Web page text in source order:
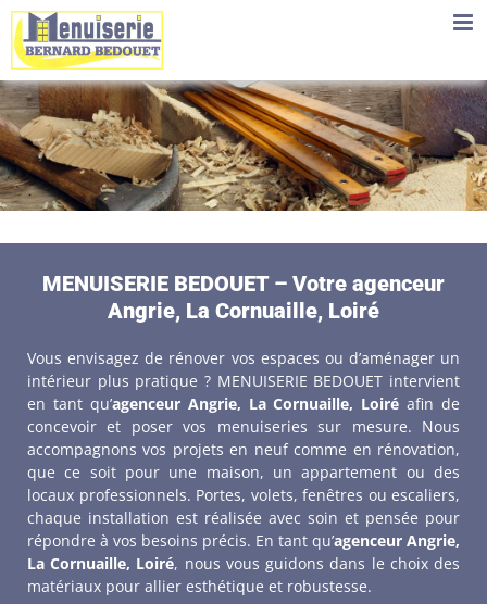
Skip
content
MENUISERIE BEDOUET – Votre agenceur
Angrie, La Cornuaille, Loiré
Vous envisagez de rénover vos espaces ou d’aménager un
intérieur plus pratique ? MENUISERIE BEDOUET intervient
en tant qu’agenceur Angrie, La Cornuaille, Loiré afin de
concevoir et poser vos menuiseries sur mesure. Nous
accompagnons vos projets en neuf comme en rénovation,
que ce soit pour une maison, un appartement ou des
locaux professionnels. Portes, volets, fenêtres ou escaliers,
chaque installation est réalisée avec soin et pensée pour
répondre à vos besoins précis. En tant qu’agenceur Angrie,
La Cornuaille, Loiré, nous vous guidons dans le choix des
matériaux pour allier esthétique et robustesse.